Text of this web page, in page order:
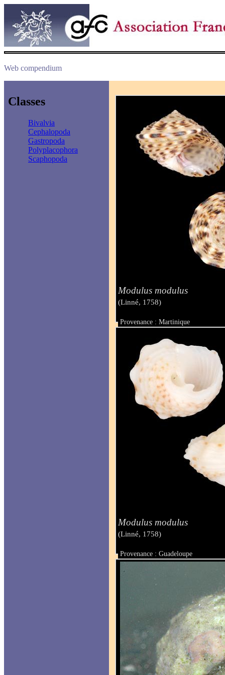
Web compendium
Classes
Bivalvia
Cephalopoda
Gastropoda
Polyplacophora
Scaphopoda
Modulus modulus
(Linné, 1758)
Provenance : Martinique
Taille : 12 mm
Modulus modulus
(Linné, 1758)
Provenance : Guadeloupe
Taille : 9 mm